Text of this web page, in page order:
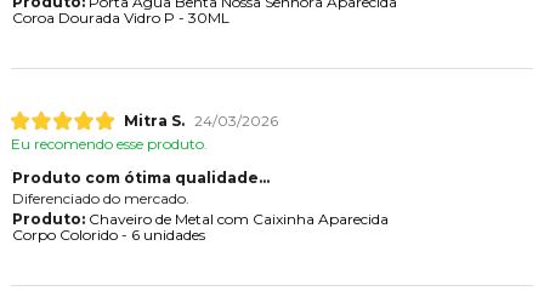
Coroa Dourada Vidro P - 30ML
Mitra S. 24/03/2026
Eu recomendo esse produto.
Produto com ótima qualidade...
Diferenciado do mercado.
Produto:Chaveiro de Metal com Caixinha Aparecida
Corpo Colorido - 6 unidades